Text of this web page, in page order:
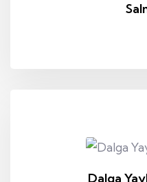
Dalga